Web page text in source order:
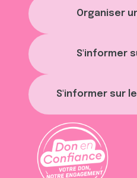
Organiser
S'informer
S'informer sur